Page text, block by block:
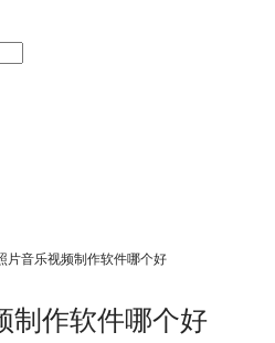
片音乐视频制作软件哪个好
制作软件哪个好